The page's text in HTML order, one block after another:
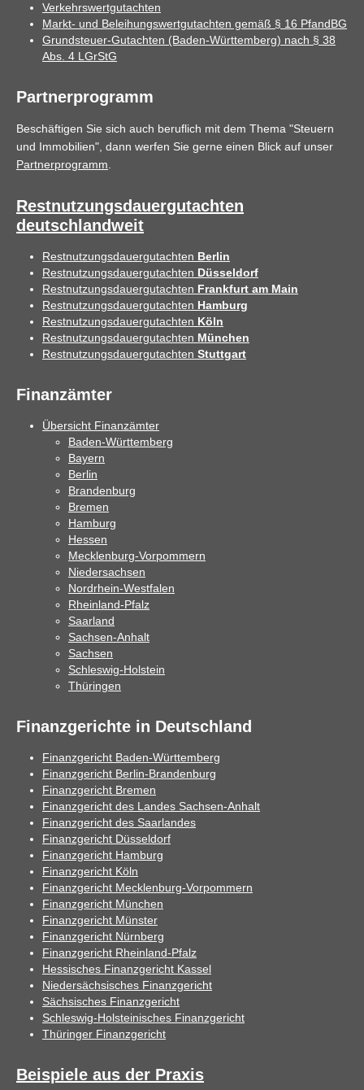
Verkehrswertgutachten
Markt- und Beleihungswertgutachten gemäß § 16 PfandBG
Grundsteuer-Gutachten (Baden-Württemberg) nach § 38
Abs. 4 LGrStG
Partnerprogramm
Beschäftigen Sie sich auch beruflich mit dem Thema "Steuern
und Immobilien", dann werfen Sie gerne einen Blick auf unser
Partnerprogramm
Restnutzungsdauergutachten
deutschlandweit
Restnutzungsdauergutachten Berlin
Restnutzungsdauergutachten Düsseldorf
Restnutzungsdauergutachten Frankfurt am Main
Restnutzungsdauergutachten Hamburg
Restnutzungsdauergutachten Köln
Restnutzungsdauergutachten München
Restnutzungsdauergutachten Stuttgart
Finanzämter
Übersicht Finanzämter
Baden-Württemberg
Bayern
Berlin
Brandenburg
Bremen
Hamburg
Hessen
Mecklenburg-Vorpommern
Niedersachsen
Nordrhein-Westfalen
Rheinland-Pfalz
Saarland
Sachsen-Anhalt
Sachsen
Schleswig-Holstein
Thüringen
Finanzgerichte in Deutschland
Finanzgericht Baden-Württemberg
Finanzgericht Berlin-Brandenburg
Finanzgericht Bremen
Finanzgericht des Landes Sachsen-Anhalt
Finanzgericht des Saarlandes
Finanzgericht Düsseldorf
Finanzgericht Hamburg
Finanzgericht Köln
Finanzgericht Mecklenburg-Vorpommern
Finanzgericht München
Finanzgericht Münster
Finanzgericht Nürnberg
Finanzgericht Rheinland-Pfalz
Hessisches Finanzgericht Kassel
Niedersächsisches Finanzgericht
Sächsisches Finanzgericht
Schleswig-Holsteinisches Finanzgericht
Thüringer Finanzgericht
Beispiele aus der Praxis